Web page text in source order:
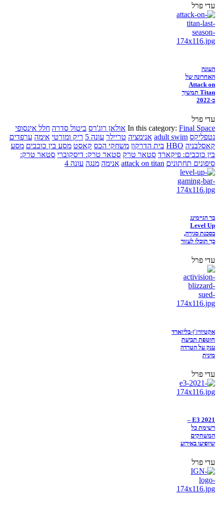
עדי פרל
העונה
האחרונה של
Attack on
Titan תמשיך
ב-2022
עדי פרל
In this category: Final Space אולאן רוג'רס ביטול סדרה חלל אינסופי
נטפליקס adult swim אנימציה טריילר עונה 5 ריק ומורטי אימה ערפדים
קאסלבניה HBO בית הדרקון משחקי הכס קאסט מסע בין כוכבים מסע
בין כוכבים: פיקארד סטאר טרק סטאר טרק: דיסקוברי סטאר טרק:
סיפונים תחתונים attack on titan אנימה מנגה עונה 4
בר הגיימינג
Level Up
בסכנת סגירה,
כך תוכלו לעזור
עדי פרל
אקטיוויז'ן-בליזארד
חוטפת תביעת
ענק על הטרדה
מינית
עדי פרל
E3 2021 –
רשימת כל
המשחקים
שיופיעו באירוע
עדי פרל